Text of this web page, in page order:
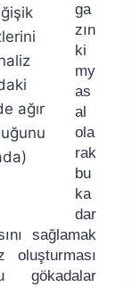
ağır
ga
zın
ki
my
as
al
ola
rak
bu
ka
dar
sağlamak
gökadalar